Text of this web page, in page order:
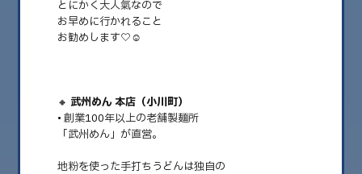
2026.07
2026.06
2026.05
とにかく大人氣なので
お早めに行かれること
お勧めします♡☺️
🔸 武州めん 本店（小川町）
• 創業100年以上の老舗製麺所
「武州めん」が直営。
地粉を使った手打ちうどんは独自の